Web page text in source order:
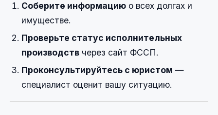
Соберите информацию о всех долгах и
имуществе.
Проверьте статус исполнительных
производств через сайт ФССП.
Проконсультируйтесь с юристом —
специалист оценит вашу ситуацию.